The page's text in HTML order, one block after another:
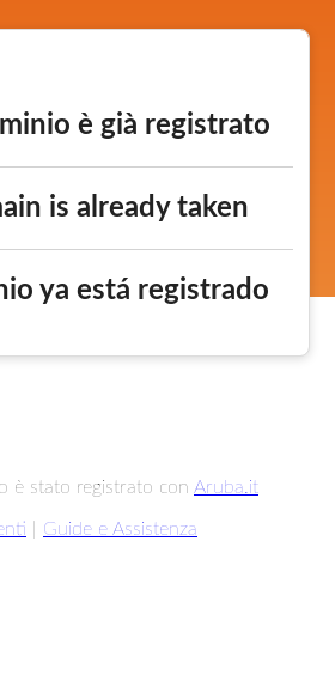
è già registrato
is already taken
ya está registrado
è stato registrato con Aruba.it
Guide e Assistenza